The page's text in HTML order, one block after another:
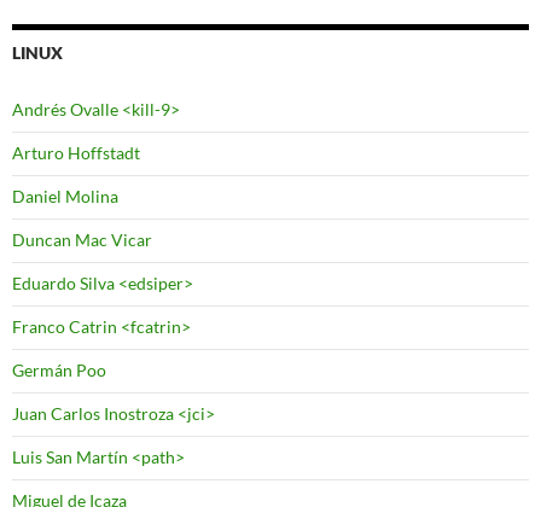
LINUX
Andrés Ovalle <kill-9>
Arturo Hoffstadt
Daniel Molina
Duncan Mac Vicar
Eduardo Silva <edsiper>
Franco Catrin <fcatrin>
Germán Poo
Juan Carlos Inostroza <jci>
Luis San Martín <path>
Miguel de Icaza